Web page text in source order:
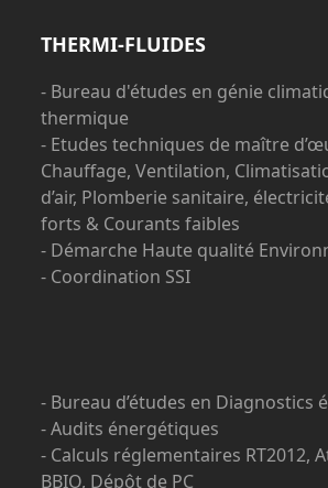
THERMI-FLUIDES
- Bureau d'études en génie
thermique
- Etudes techniques de maître
Chauffage, Ventilation,
d’air, Plomberie sanitaire,
forts & Courants faibles
- Démarche Haute qualité
- Coordination SSI
- Bureau d’études en Diagnostics
- Audits énergétiques
- Calculs réglementaires RT2012,
BBIO, Dépôt de PC